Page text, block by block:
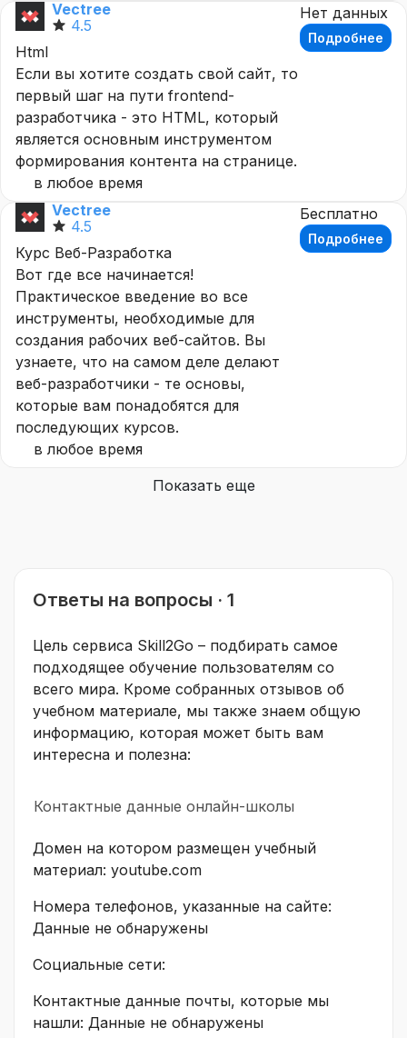
Vectree
4.5
Html
Если вы хотите создать свой сайт, то
первый шаг на пути frontend-
разработчика - это HTML, который
является основным инструментом
формирования контента на странице.
в любое время
Нет данных
Подробнее
Vectree
4.5
Курс Веб-Разработка
Вот где все начинается!
Практическое введение во все
инструменты, необходимые для
создания рабочих веб-сайтов. Вы
узнаете, что на самом деле делают
веб-разработчики - те основы,
которые вам понадобятся для
последующих курсов.
в любое время
Бесплатно
Подробнее
Показать еще
Ответы на вопросы · 1
Цель сервиса Skill2Go – подбирать самое
подходящее обучение пользователям со
всего мира. Кроме собранных отзывов об
учебном материале, мы также знаем общую
информацию, которая может быть вам
интересна и полезна:
Контактные данные онлайн-школы
Домен на котором размещен учебный
материал: youtube.com
Номера телефонов, указанные на сайте:
Данные не обнаружены
Социальные сети:
Контактные данные почты, которые мы
нашли: Данные не обнаружены